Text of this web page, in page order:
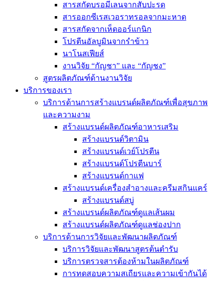
สารสกัดบรอมีเลนจากสับปะรด
สารออกซีเรสเวอราทรอลจากมะหาด
สารสกัดจากเห็ดออร์แกนิก
โปรตีนอัลบูมินจากรำข้าว
นาโนสเฟียส์
งานวิจัย “กัญชา” และ “กัญชง”
สูตรผลิตภัณฑ์ด้านงานวิจัย
บริการของเรา
บริการด้านการสร้างแบรนด์ผลิตภัณฑ์เพื่อสุขภาพ
และความงาม
สร้างแบรนด์ผลิตภัณฑ์อาหารเสริม
สร้างแบรนด์วิตามิน
สร้างแบรนด์เวย์โปรตีน
สร้างแบรนด์โปรตีนบาร์
สร้างแบรนด์กาแฟ
สร้างแบรนด์เครื่องสำอางและครีมสกินแคร์
สร้างแบรนด์สบู่
สร้างแบรนด์ผลิตภัณฑ์ดูแลเส้นผม
สร้างแบรนด์ผลิตภัณฑ์ดูแลช่องปาก
บริการด้านการวิจัยและพัฒนาผลิตภัณฑ์
บริการวิจัยและพัฒนาสูตรต้นตำรับ
บริการตรวจสารต้องห้ามในผลิตภัณฑ์
การทดสอบความสเถียรและความเข้ากันได้